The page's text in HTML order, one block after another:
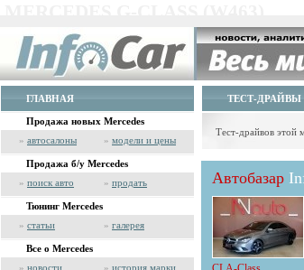
ГЛАВНАЯ
Продажа новых Mercedes
» автосалоны » модели и цены
Продажа б/у Mercedes
» поиск авто » продать
Тюнинг Mercedes
» статьи » галерея
Все о Mercedes
» новости » история марки
ТЕСТ-ДРАЙВЫ
Тест-драйвов этой
Автобазар